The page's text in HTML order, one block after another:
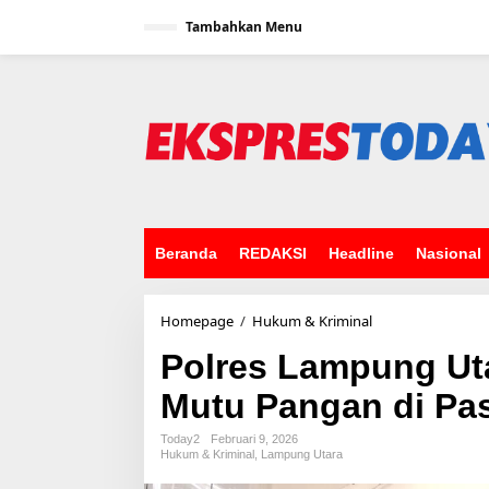
Tambahkan Menu
Beranda REDAKSI Headline Nasional
Homepage / Hukum & Kriminal
l
r
e
s
Polres Lampung
Mutu Pangan di
Today2
Februari 9, 2026
Hukum & Kriminal Lampung Utara